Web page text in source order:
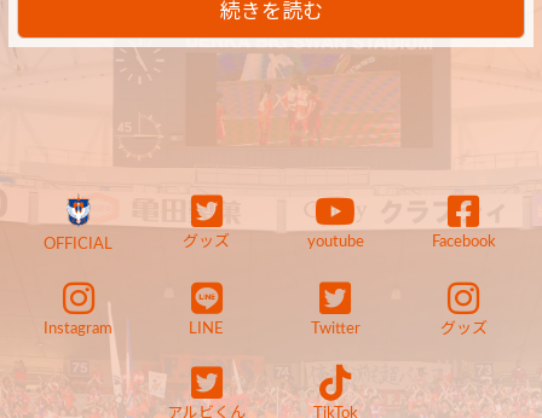
続きを読む
OFFICIAL グッズ youtube Facebook
Instagram LINE Twitter グッズ
アルビくん TikTok